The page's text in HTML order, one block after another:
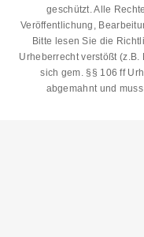
geschützt. Alle
Veröffentlichung,
Bitte lesen Sie die
Urheberrecht verstößt
sich gem. §§ 106 ff
abgemahnt und